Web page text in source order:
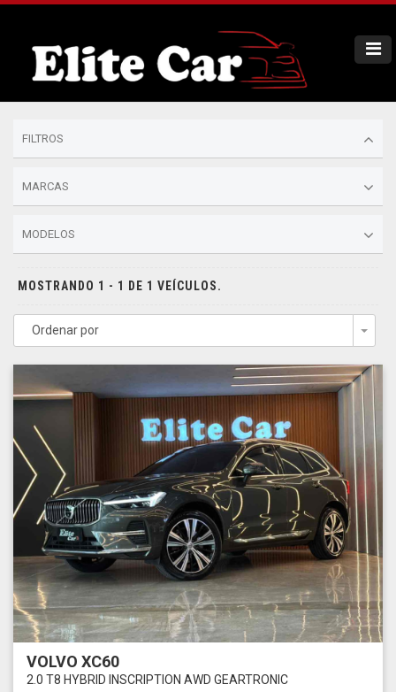
FILTROS
MARCAS
MODELOS
MOSTRANDO 1 - 1 DE 1 VEÍCULOS.
Ordenar por
VOLVO XC60
2.0 T8 HYBRID INSCRIPTION AWD GEARTRONIC